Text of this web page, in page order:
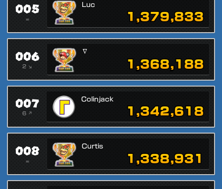
005
=
Luc
1,379,833
006
2 ↘
∇
1,368,188
007
6 ↗
Colinjack
1,342,618
008
=
Curtis
1,338,931